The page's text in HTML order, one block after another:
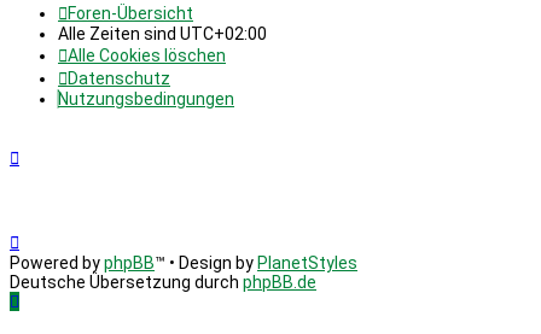
Foren-Übersicht
Alle Zeiten sind UTC+02:00
Alle Cookies löschen
Datenschutz
Nutzungsbedingungen
Powered byphpBB™ • Design by PlanetStyles
Deutsche Übersetzung durch phpBB.de